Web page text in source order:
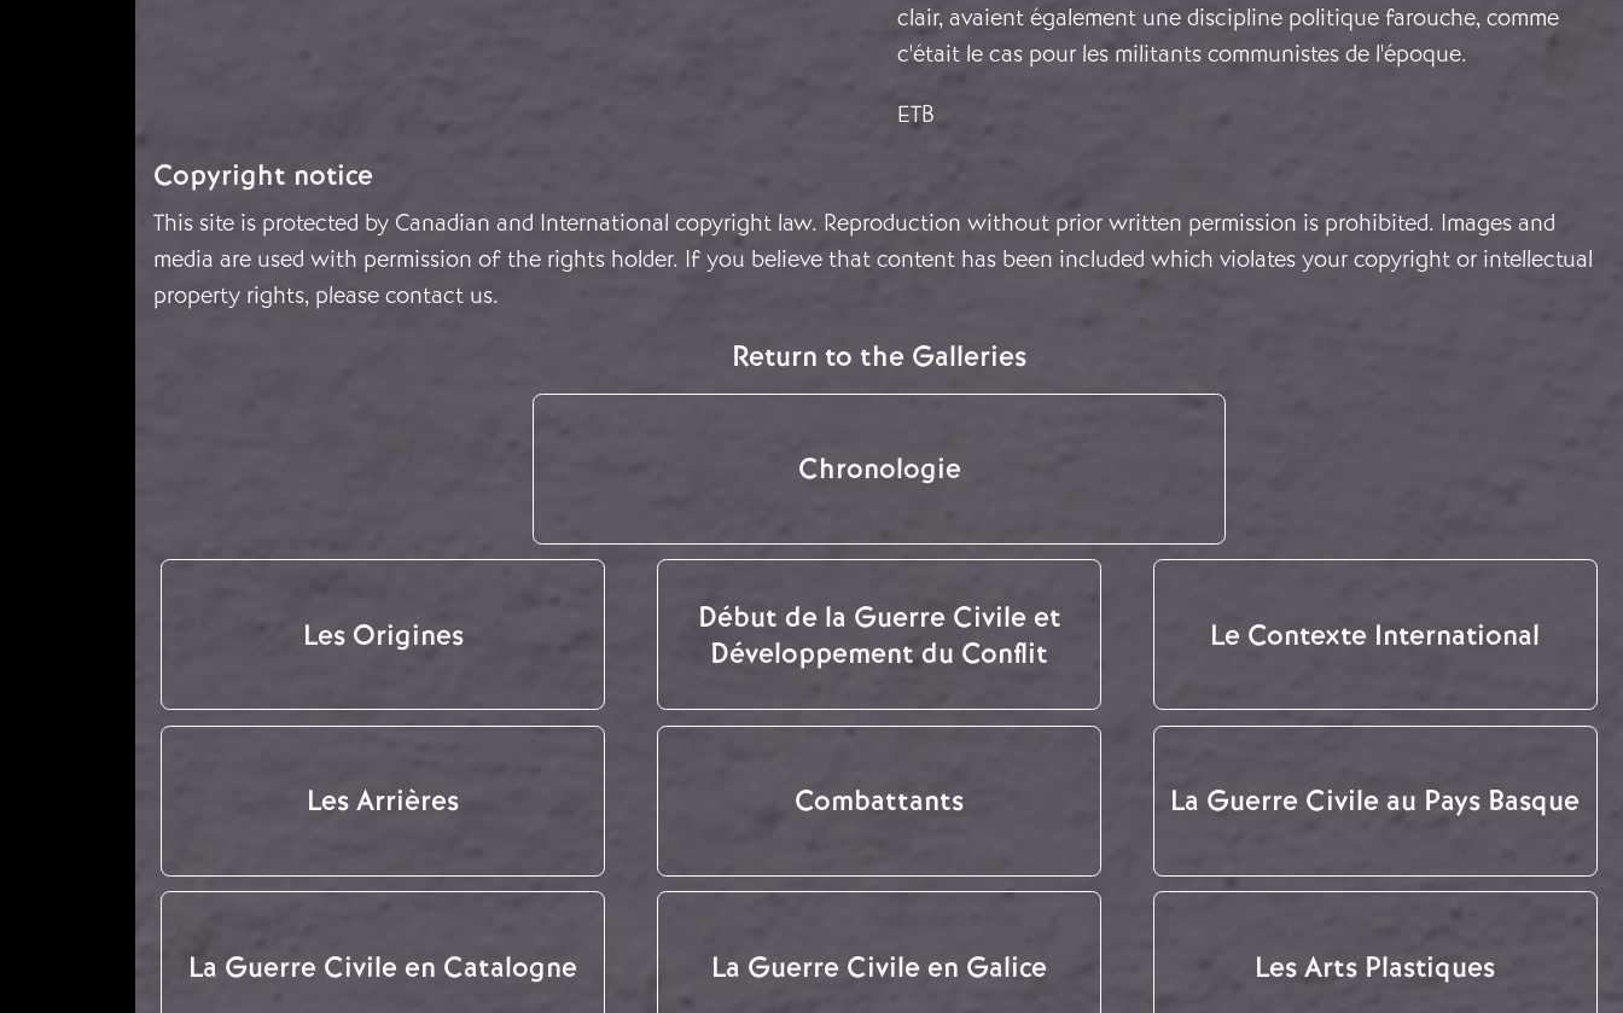
clair, avaient également une discipline politique farouche, comme
c'était le cas pour les militants communistes de l'époque.
ETB
Copyright notice
This site is protected by Canadian and International copyright law. Reproduction without prior written permission is prohibited. Images and
media are used with permission of the rights holder. If you believe that content has been included which violates your copyright or intellectual
property rights, please contact us.
Return to the Galleries
Chronologie
Les Origines
Début de la Guerre Civile et
Développement du Conflit
Le Contexte International
Les Arrières Combattants La Guerre Civile au Pays Basque
La Guerre Civile en Catalogne La Guerre Civile en Galice Les Arts Plastiques